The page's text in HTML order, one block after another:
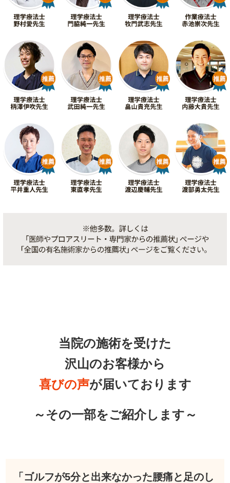
当院の施術を受けた
沢山のお客様から
喜びの声が届いております
～その一部をご紹介します～
「ゴルフが5分と出来なかった腰痛と足のし